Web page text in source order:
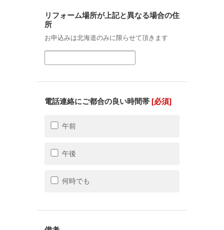
リフォーム場所が上記と異なる場合の住
所
お申込みは北海道のみに限らせて頂きます
電話連絡にご都合の良い時間帯 [必須]
午前
午後
何時でも